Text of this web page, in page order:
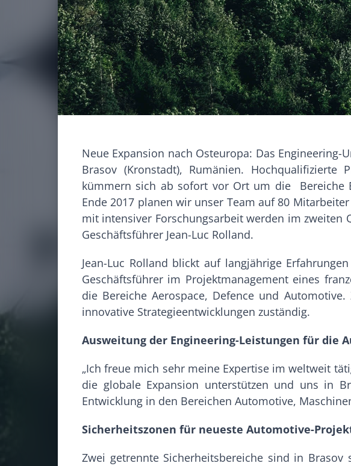
Neue Expansion nach Osteuropa: Das
Brasov (Kronstadt), Rumänien. Hochqualifizierte
kümmern sich ab sofort vor Ort um die Bereiche
Ende 2017 planen wir unser Team auf 80
mit intensiver Forschungsarbeit werden im zweiten
Geschäftsführer Jean-Luc Rolland.
Jean-Luc Rolland blickt auf langjährige
Geschäftsführer im Projektmanagement eines
die Bereiche Aerospace, Defence und
innovative Strategieentwicklungen zuständig.
Ausweitung der Engineering-Leistungen für die
„Ich freue mich sehr meine Expertise im weltweit
die globale Expansion unterstützen und uns in
Entwicklung in den Bereichen Automotive,
Sicherheitszonen für neueste Automotive-
Zwei getrennte Sicherheitsbereiche sind in